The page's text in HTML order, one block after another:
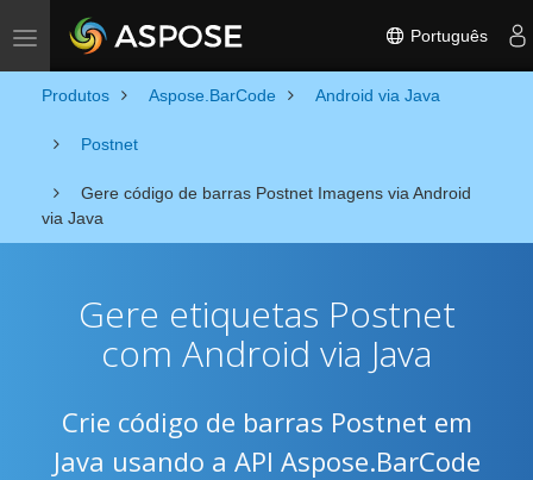
Toggle navigation Português
Produtos Aspose.BarCode Android via Java
Postnet
Gere código de barras Postnet Imagens via Android
via Java
Gere etiquetas Postnet
com Android via Java
Crie código de barras Postnet em
Java usando a API Aspose.BarCode